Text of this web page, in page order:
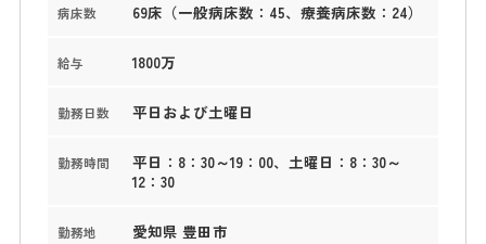
病床数 69床（一般病床数：45、療養病床数：24）
給与 1800万
勤務日数 平日および土曜日
勤務時間
平日：8：30～19：00、土曜日：8：30～
12：30
勤務地 愛知県 豊田市